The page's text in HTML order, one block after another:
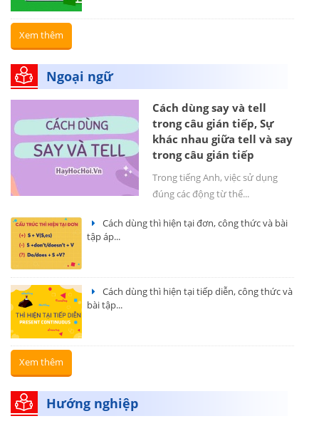
Xem thêm
Ngoại ngữ
Cách dùng say và tell
trong câu gián tiếp, Sự
khác nhau giữa tell và say
trong câu gián tiếp
Trong tiếng Anh, việc sử dụng
đúng các động từ thể...
Cách dùng thì hiện tại đơn, công thức và bài
tập áp...
Cách dùng thì hiện tại tiếp diễn, công thức và
bài tập...
Xem thêm
Hướng nghiệp